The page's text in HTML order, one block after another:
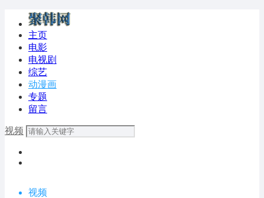
主页
电影
电视剧
综艺
动漫画
专题
留言
视频
视频